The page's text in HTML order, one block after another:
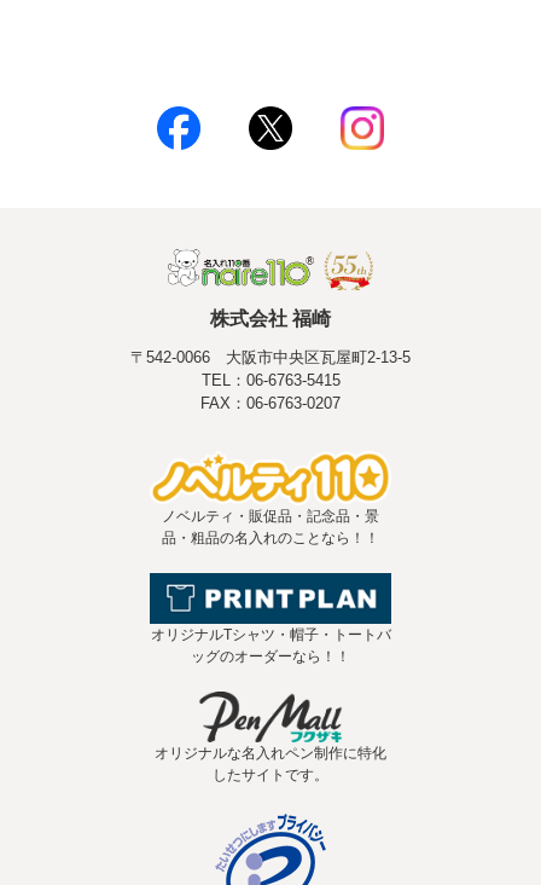
株式会社 福崎
〒542-0066 大阪市中央区瓦屋町2-13-5
TEL：06-6763-5415
FAX：06-6763-0207
ノベルティ・販促品・記念品・景
品・粗品の名入れのことなら！！
オリジナルTシャツ・帽子・トートバ
ッグのオーダーなら！！
オリジナルな名入れペン制作に特化
したサイトです。